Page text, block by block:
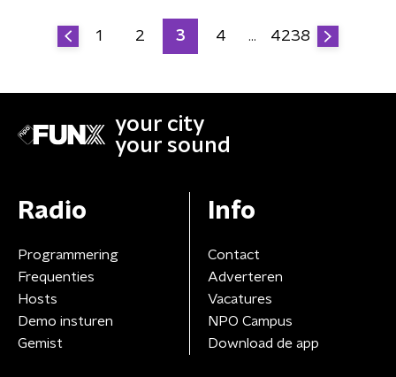
1 2 3 4 … 4238
your city
your sound
Radio
Programmering
Frequenties
Hosts
Demo insturen
Gemist
Info
Contact
Adverteren
Vacatures
NPO Campus
Download de app